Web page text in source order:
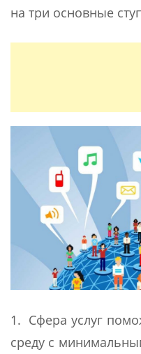
на три основные
1. Сфера услуг
среду с